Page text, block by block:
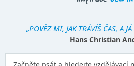
„POVĚZ MI, JAK TRÁVÍŠ ČAS, A
Hans Christian